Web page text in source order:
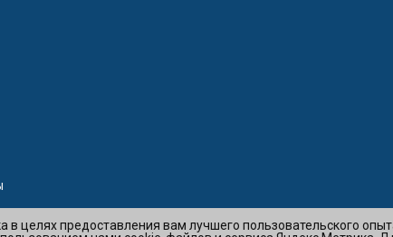
целях предоставления вам лучшего пользовательского